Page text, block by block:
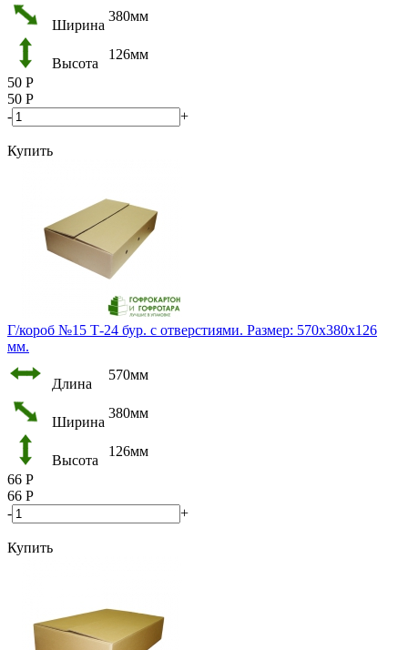
Ширина
380мм
Высота
126мм
50 Р
50 Р
-
+
Купить
Г/короб №15 Т-24 бур. с отверстиями. Размер: 570х380х126
мм.
Длина
570мм
Ширина
380мм
Высота
126мм
66 Р
66 Р
-
+
Купить